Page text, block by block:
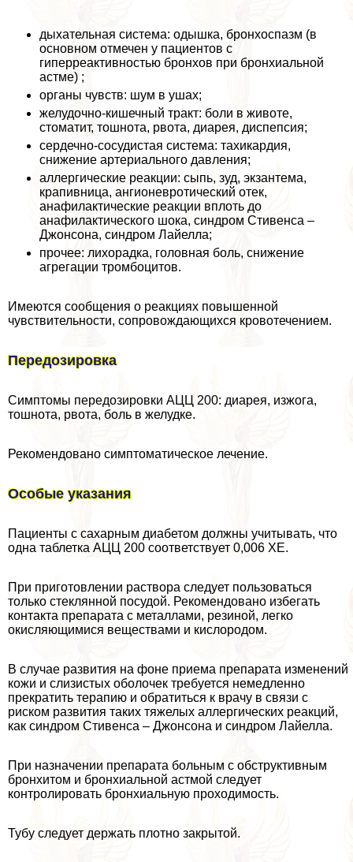
дыхательная система: одышка, бронхоспазм (в
основном отмечен у пациентов с
гиперреактивностью бронхов при бронхиальной
астме) ;
органы чувств: шум в ушах;
желудочно-кишечный тpaкт: боли в животе,
стоматит, тошнота, рвота, диарея, диспепсия;
сердечно-сосудистая система: тахикардия,
снижение артериального давления;
аллергические реакции: сыпь, зуд, экзантема,
крапивница, ангионевротический отек,
анафилактические реакции вплоть до
анафилактического шока, синдром Стивенса –
Джонсона, синдром Лайелла;
прочее: лихорадка, головная боль, снижение
агрегации тромбоцитов.
Имеются сообщения о реакциях повышенной
чувствительности, сопровождающихся кровотечением.
Передозировка
Симптомы передозировки АЦЦ 200: диарея, изжога,
тошнота, рвота, боль в желудке.
Рекомендовано симптоматическое лечение.
Особые указания
Пациенты с сахарным диабетом должны учитывать, что
одна таблетка АЦЦ 200 соответствует 0,006 ХЕ.
При приготовлении раствора следует пользоваться
только стеклянной посудой. Рекомендовано избегать
контакта препарата с металлами, резиной, легко
окисляющимися веществами и кислородом.
В случае развития на фоне приема препарата изменений
кожи и слизистых оболочек требуется немедленно
прекратить терапию и обратиться к врачу в связи с
риском развития таких тяжелых аллергических реакций,
как синдром Стивенса – Джонсона и синдром Лайелла.
При назначении препарата больным с обструктивным
бронхитом и бронхиальной астмой следует
контролировать бронхиальную проходимость.
Тубу следует держать плотно закрытой.